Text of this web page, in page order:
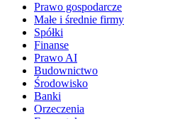
Prawo gospodarcze
Małe i średnie firmy
Spółki
Finanse
Prawo AI
Budownictwo
Środowisko
Banki
Orzeczenia